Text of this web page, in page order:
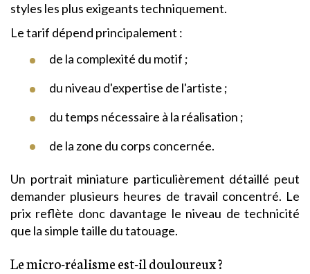
styles les plus exigeants techniquement.
Le tarif dépend principalement :
de la complexité du motif ;
du niveau d'expertise de l'artiste ;
du temps nécessaire à la réalisation ;
de la zone du corps concernée.
Un portrait miniature particulièrement détaillé peut
demander plusieurs heures de travail concentré. Le
prix reflète donc davantage le niveau de technicité
que la simple taille du tatouage.
Le micro-réalisme est-il douloureux ?